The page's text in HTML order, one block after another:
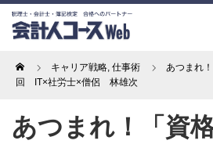
Home キャリア戦略, 仕事術
あつまれ
回 IT×社労士×僧侶 林雄次
あつまれ！「資